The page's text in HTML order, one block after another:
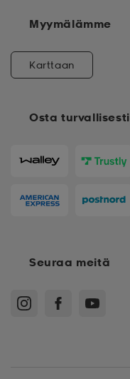
Osta turvallisesti
Myymälämme
Karttaan
Seuraa meitä